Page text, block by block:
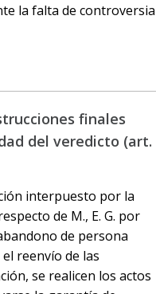
la falta de controversia
finales
del veredicto (art.
interpuesto por la
de M., E. G. por
de persona
reenvío de las
se realicen los actos